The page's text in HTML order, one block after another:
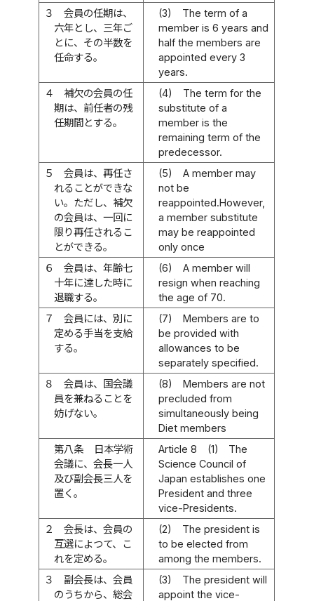
３
会員の任期は、
六年とし、三年ご
とに、その半数を
任命する。
(3)
The term of a
member is 6 years and
half the members are
appointed every 3
years.
４
補欠の会員の任
期は、前任者の残
任期間とする。
(4)
The term for the
substitute of a
member is the
remaining term of the
predecessor.
５
会員は、再任さ
れることができな
い。ただし、補欠
の会員は、一回に
限り再任されるこ
とができる。
(5)
A member may
not be
reappointed.However,
a member substitute
may be reappointed
only once
６
会員は、年齢七
十年に達した時に
退職する。
(6)
A member will
resign when reaching
the age of 70.
７
会員には、別に
定める手当を支給
する。
(7)
Members are to
be provided with
allowances to be
separately specified.
８
会員は、国会議
員を兼ねることを
妨げない。
(8)
Members are not
precluded from
simultaneously being
Diet members
第八条
日本学術
会議に、会長一人
及び副会長三人を
置く。
Article 8 (1)
The
Science Council of
Japan establishes one
President and three
vice-Presidents.
２
会長は、会員の
互選によつて、こ
れを定める。
(2)
The president is
to be elected from
among the members.
３
副会長は、会員
のうちから、総会
(3)
The president will
appoint the vice-